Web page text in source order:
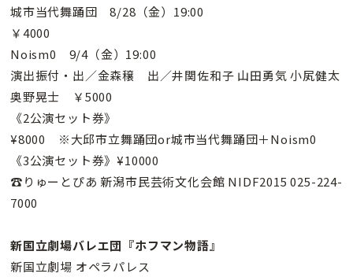
城市当代舞踊団 8/28（金）19:00
￥4000
Noism0 9/4（金）19:00
演出振付・出／金森穣 出／井関佐和子 山田勇気 小㞍健太
奥野晃士 ￥5000
《2公演セット券》
¥8000 ※大邱市立舞踊団or城市当代舞踊団＋Noism0
《3公演セット券》¥10000
☎りゅーとぴあ 新潟市民芸術文化会館 NIDF2015 025-224-
7000
新国立劇場バレエ団『ホフマン物語』
新国立劇場 オペラパレス